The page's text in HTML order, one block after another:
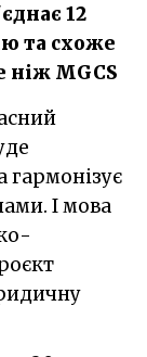
12
та схоже
ніж MGCS
гармонізує
І мова